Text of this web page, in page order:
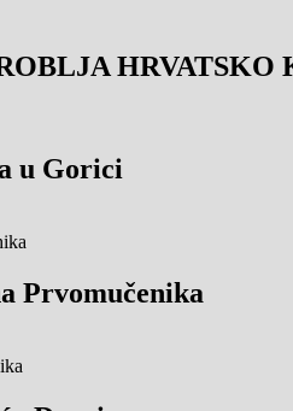
HRVATSKO
u Gorici
Prvomučenika